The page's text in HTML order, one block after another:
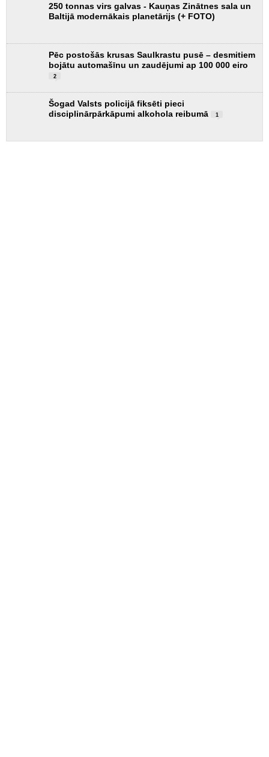
250 tonnas virs galvas - Kauņas Zinātnes sala un
Baltijā modernākais planetārijs (+ FOTO)
Pēc postošās krusas Saulkrastu pusē – desmitiem
bojātu automašīnu un zaudējumi ap 100 000 eiro
2
Šogad Valsts policijā fiksēti pieci
disciplinārpārkāpumi alkohola reibumā
1